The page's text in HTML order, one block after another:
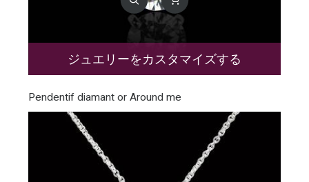
ジュエリーをカスタマイズする
Pendentif diamant or Around me